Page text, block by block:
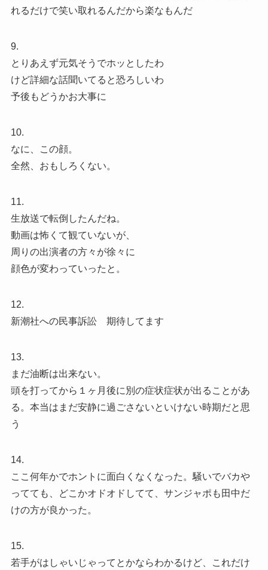
れるだけで笑い取れるんだから楽なもんだ
9.
とりあえず元気そうでホッとしたわ
けど詳細な話聞いてると恐ろしいわ
予後もどうかお大事に
10.
なに、この顔。
全然、おもしろくない。
11.
生放送で転倒したんだね。
動画は怖くて観ていないが、
周りの出演者の方々が徐々に
顔色が変わっていったと。
12.
新潮社への民事訴訟 期待してます
13.
まだ油断は出来ない。
頭を打ってから１ヶ月後に別の症状症状が出ることがあ
る。本当はまだ安静に過ごさないといけない時期だと思
う
14.
ここ何年かでホントに面白くなくなった。騒いでバカや
ってても、どこかオドオドしてて、サンジャポも田中だ
けの方が良かった。
15.
若手がはしゃいじゃってとかならわかるけど、これだけ